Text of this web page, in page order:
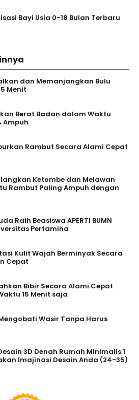
Bayi Usia 0-18 Bulan Terbaru
dan Memanjangkan Bulu
Menit
Berat Badan dalam Waktu
Ampuh
Rambut Secara Alami Cepat
Ketombe dan Melawan
Rambut Paling Ampuh dengan
Raih Beasiswa APERTI BUMN
Pertamina
Kulit Wajah Berminyak Secara
Cepat
Bibir Secara Alami Cepat
15 Menit saja
Wasir Tanpa Harus
3D Denah Rumah Minimalis 1
Imajinasi Desain Anda (24-35)